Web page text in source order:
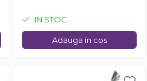
IN STOC
Adauga in cos